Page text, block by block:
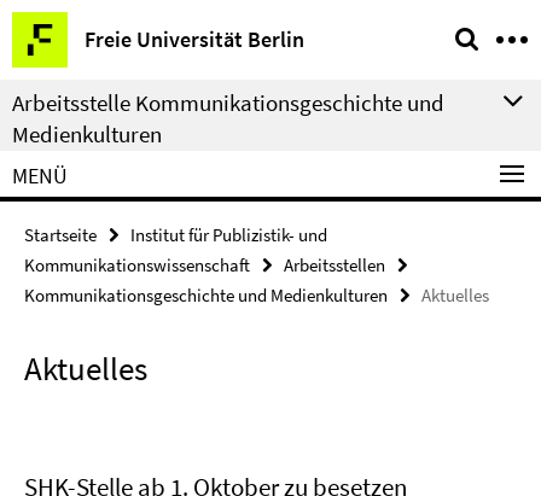
Springe
direkt
zu
Inhalt
Freie Universität Berlin
Service-
Navigation
Arbeitsstelle Kommunikationsgeschichte und
Medienkulturen
MENÜ
Startseite
Institut für Publizistik- und
Kommunikationswissenschaft
Arbeitsstellen
Kommunikationsgeschichte und Medienkulturen
Aktuelles
Aktuelles
SHK-Stelle ab 1. Oktober zu besetzen